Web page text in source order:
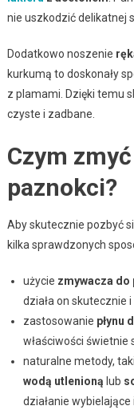
nie uszkodzić delikatnej
Dodatkowo noszenie
kurkumą to doskonały
z plamami. Dzięki temu
czyste i zadbane.
Czym
paznokci?
Aby skutecznie pozbyć
kilka sprawdzonych
użycie zmywacza do
działa on skutecznie
zastosowanie płynu
właściwości świetnie
naturalne metody,
wodą utlenioną lub
działanie